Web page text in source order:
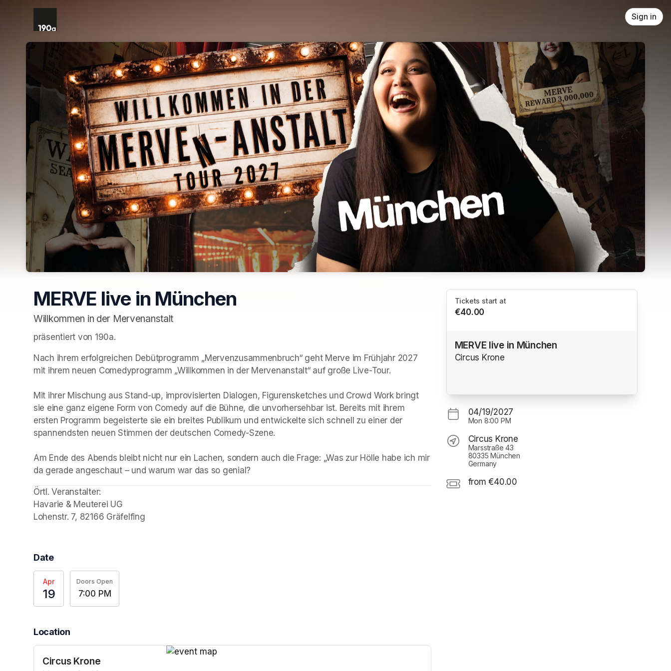
Skip header
Sign in
MERVE live in München
Willkommen in der Mervenanstalt
präsentiert von 190a.
Nach ihrem erfolgreichen Debütprogramm „Mervenzusammenbruch“ geht Merve im Frühjahr 2027
mit ihrem neuen Comedyprogramm „Willkommen in der Mervenanstalt“ auf große Live-Tour.
Mit ihrer Mischung aus Stand-up, improvisierten Dialogen, Figurensketches und Crowd Work bringt
sie eine ganz eigene Form von Comedy auf die Bühne, die unvorhersehbar ist. Bereits mit ihrem
ersten Programm begeisterte sie ein breites Publikum und entwickelte sich schnell zu einer der
spannendsten neuen Stimmen der deutschen Comedy-Szene.
Am Ende des Abends bleibt nicht nur ein Lachen, sondern auch die Frage: „Was zur Hölle habe ich mir
da gerade angeschaut – und warum war das so genial?
Örtl. Veranstalter:
Havarie & Meuterei UG
Lohenstr. 7, 82166 Gräfelfing
Date
Apr
19
Doors Open
7:00 PM
Location
Circus Krone
Tickets start at
€40.00
MERVE live in München
Circus Krone
04/19/2027
Mon 8:00 PM
Circus Krone
Marsstraße 43
80335 München
Germany
from €40.00